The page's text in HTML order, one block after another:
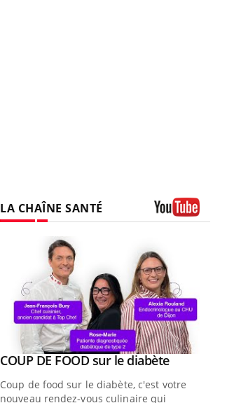
LA CHAÎNE SANTÉ
Youtube
COUP DE FOOD sur le diabèteYoutube
Coup de food sur le diabète, c'est votre
nouveau rendez-vous culinaire qui